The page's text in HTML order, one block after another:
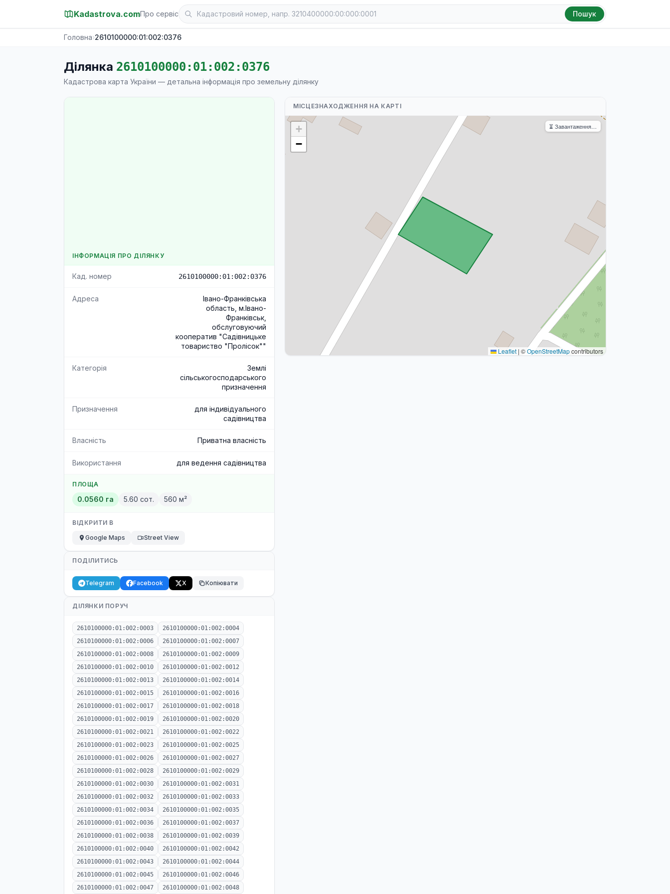
Kadastrova.comПро сервіс Пошук
Головна›2610100000:01:002:0376
Ділянка 2610100000:01:002:0376
Кадастрова карта України — детальна інформація про земельну ділянку
ІНФОРМАЦІЯ ПРО ДІЛЯНКУ
Кад. номер 2610100000:01:002:0376
Адреса
Івано-Франківська
область, м.Івано-
Франківськ,
обслуговуючий
кооператив "Садівницьке
товариство "Пролісок""
Категорія
Землі
сільськогосподарського
призначення
Призначення
для індивідуального
садівництва
Власність Приватна власність
Використання для ведення садівництва
ПЛОЩА
0.0560 га 5.60 сот. 560 м²
ВІДКРИТИ В
Google Maps
Street View
ПОДІЛИТИСЬ
Telegram Facebook X Копіювати
ДІЛЯНКИ ПОРУЧ
2610100000:01:002:0003
2610100000:01:002:0004
2610100000:01:002:0006
2610100000:01:002:0007
2610100000:01:002:0008
2610100000:01:002:0009
2610100000:01:002:0010
2610100000:01:002:0012
2610100000:01:002:0013
2610100000:01:002:0014
2610100000:01:002:0015
2610100000:01:002:0016
2610100000:01:002:0017
2610100000:01:002:0018
2610100000:01:002:0019
2610100000:01:002:0020
2610100000:01:002:0021
2610100000:01:002:0022
2610100000:01:002:0023
2610100000:01:002:0025
2610100000:01:002:0026
2610100000:01:002:0027
2610100000:01:002:0028
2610100000:01:002:0029
2610100000:01:002:0030
2610100000:01:002:0031
2610100000:01:002:0032
2610100000:01:002:0033
2610100000:01:002:0034
2610100000:01:002:0035
2610100000:01:002:0036
2610100000:01:002:0037
2610100000:01:002:0038
2610100000:01:002:0039
2610100000:01:002:0040
2610100000:01:002:0042
2610100000:01:002:0043
2610100000:01:002:0044
2610100000:01:002:0045
2610100000:01:002:0046
2610100000:01:002:0047
2610100000:01:002:0048
МІСЦЕЗНАХОДЖЕННЯ НА КАРТІ
+
−
⏳ Завантаження…
Leaflet | ©OpenStreetMapcontributors